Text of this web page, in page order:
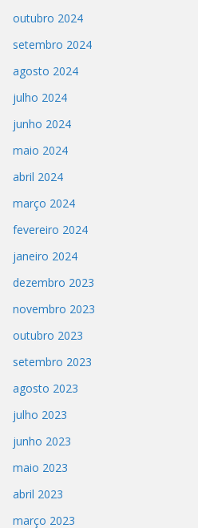
outubro 2024
setembro 2024
agosto 2024
julho 2024
junho 2024
maio 2024
abril 2024
março 2024
fevereiro 2024
janeiro 2024
dezembro 2023
novembro 2023
outubro 2023
setembro 2023
agosto 2023
julho 2023
junho 2023
maio 2023
abril 2023
março 2023